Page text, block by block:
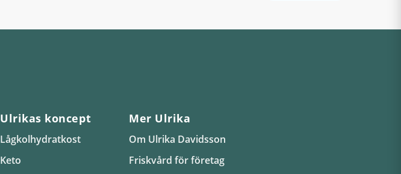
Ulrikas koncept
Lågkolhydratkost
Keto
Mer Ulrika
Om Ulrika Davidsson
Friskvård för företag